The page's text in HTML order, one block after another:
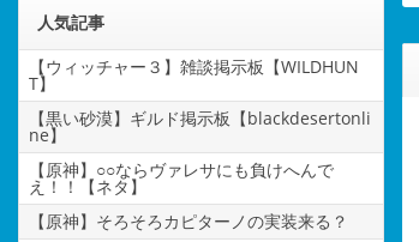
人気記事
【ウィッチャー３】雑談掲示板【WILDHUN
T】
【黒い砂漠】ギルド掲示板【blackdesertonli
ne】
【原神】○○ならヴァレサにも負けへんで
え！！【ネタ】
【原神】そろそろカピターノの実装来る？